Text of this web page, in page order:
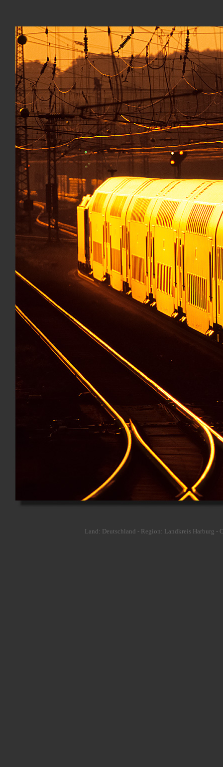
Land: Deutschland - Region: Landkreis Harburg -